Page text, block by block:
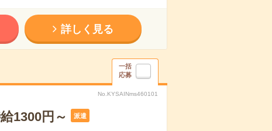
詳しく見る
一括
応募
No.KYSAINms460101
1300円～ 派遣